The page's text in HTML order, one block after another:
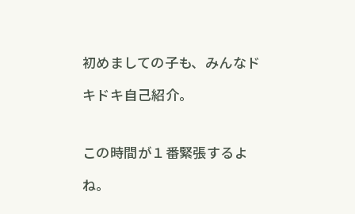
初めましての子も、みんなド
キドキ自己紹介。
この時間が１番緊張するよ
ね。